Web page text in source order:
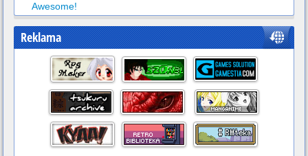
Awesome!
Reklama